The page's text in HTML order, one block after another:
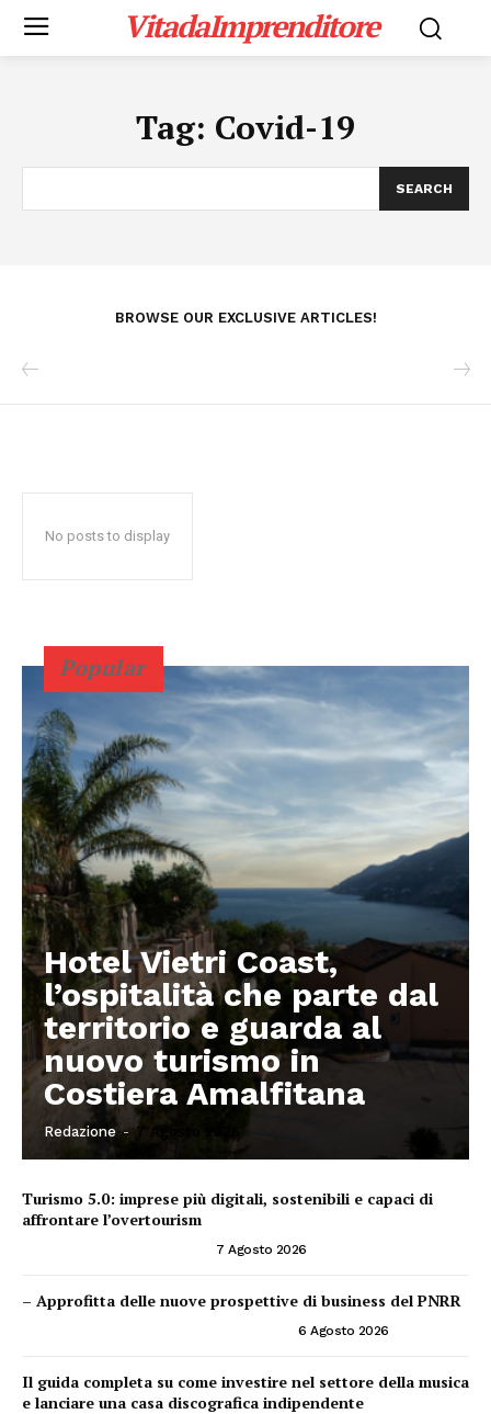
VitadaImprenditore
Tag: Covid-19
SEARCH
BROWSE OUR EXCLUSIVE ARTICLES!
No posts to display
Popular
Hotel Vietri Coast,
l’ospitalità che parte dal
territorio e guarda al
nuovo turismo in
Costiera Amalfitana
Redazione - 7 Agosto 2026
Turismo 5.0: imprese più digitali, sostenibili e capaci di
affrontare l’overtourism
7 Agosto 2026
– Approfitta delle nuove prospettive di business del PNRR
6 Agosto 2026
Il guida completa su come investire nel settore della musica
e lanciare una casa discografica indipendente